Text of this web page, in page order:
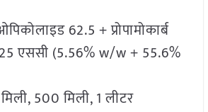
62.5 + प्रोपामोकार्ब
एससी (5.56% w/w + 55.6%
500 मिली, 1 लीटर